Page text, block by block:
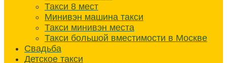
Такси 8 мест
Минивэн машина такси
Такси минивэн места
Такси большой вместимости в Москве
Свадьба
Детское такси